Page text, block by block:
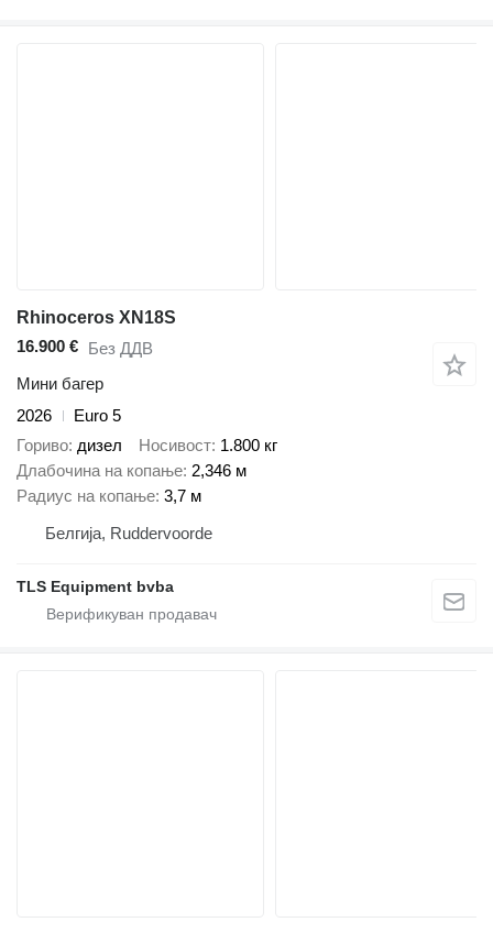
Rhinoceros XN18S
16.900 € Без ДДВ
Мини багер
2026
Euro 5
Гориво дизел Носивост 1.800 кг
Длабочина на копање 2,346 м
Радиус на копање 3,7 м
Белгија, Ruddervoorde
TLS Equipment bvba